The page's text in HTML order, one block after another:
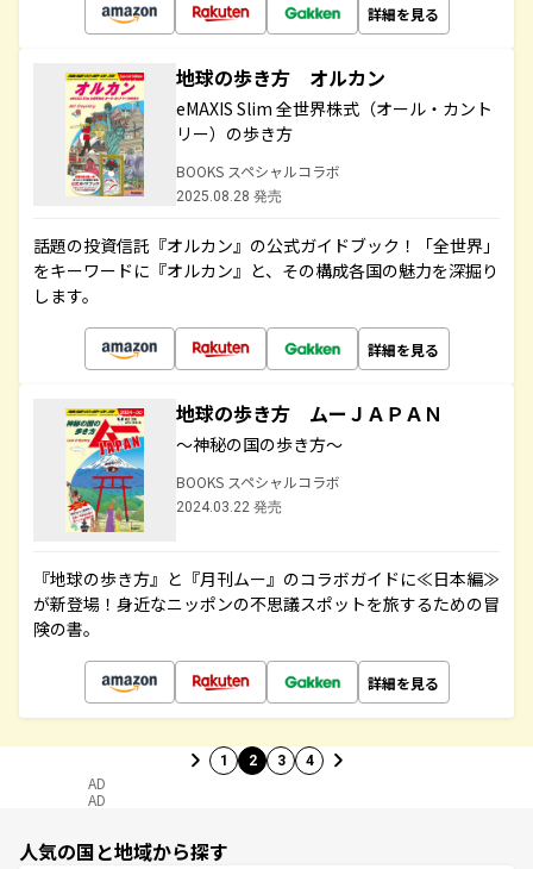
詳細を見る
地球の歩き方 オルカン
eMAXIS Slim 全世界株式（オール・カント
リー）の歩き方
BOOKS スペシャルコラボ
2025.08.28 発売
話題の投資信託『オルカン』の公式ガイドブック！「全世界」
をキーワードに『オルカン』と、その構成各国の魅力を深掘り
します。
詳細を見る
地球の歩き方 ムーＪＡＰＡＮ
～神秘の国の歩き方～
BOOKS スペシャルコラボ
2024.03.22 発売
『地球の歩き方』と『月刊ムー』のコラボガイドに≪日本編≫
が新登場！身近なニッポンの不思議スポットを旅するための冒
険の書。
詳細を見る
1 2 3 4
AD
AD
人気の国と地域から探す